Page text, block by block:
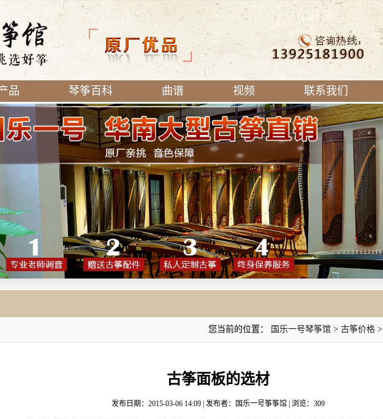
品 琴筝百科 曲谱 视频 联系我们
您当前的位置： 国乐一号琴筝馆> 古筝价格>
古筝面板的选材
发布日期：2015-03-06 14:09 | 发布者：国乐一号筝筝馆 | 浏览：309